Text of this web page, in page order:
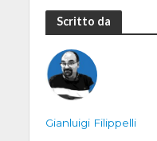
Scritto da
Gianluigi Filippelli